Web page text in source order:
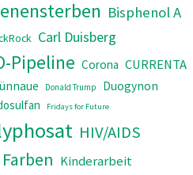
Bisphenol A
Carl Duisberg
Pipeline Corona CURRENTA
Donald Trump
Duogynon
Fridays for Future
HIV/AIDS
Farben Kinderarbeit